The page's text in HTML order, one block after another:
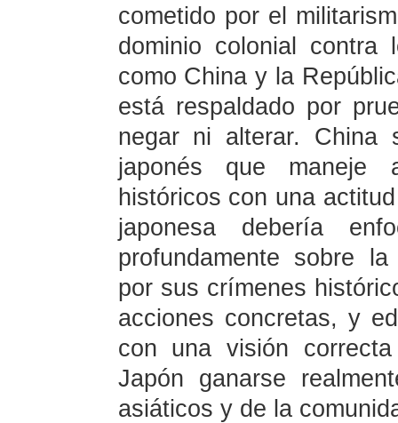
cometido por el
dominio colonial contra
como China y la
está respaldado por
negar ni alterar. China
japonés que maneje
históricos con una
japonesa debería
profundamente sobre
por sus crímenes
acciones concretas, y
con una visión
Japón ganarse
asiáticos y de la